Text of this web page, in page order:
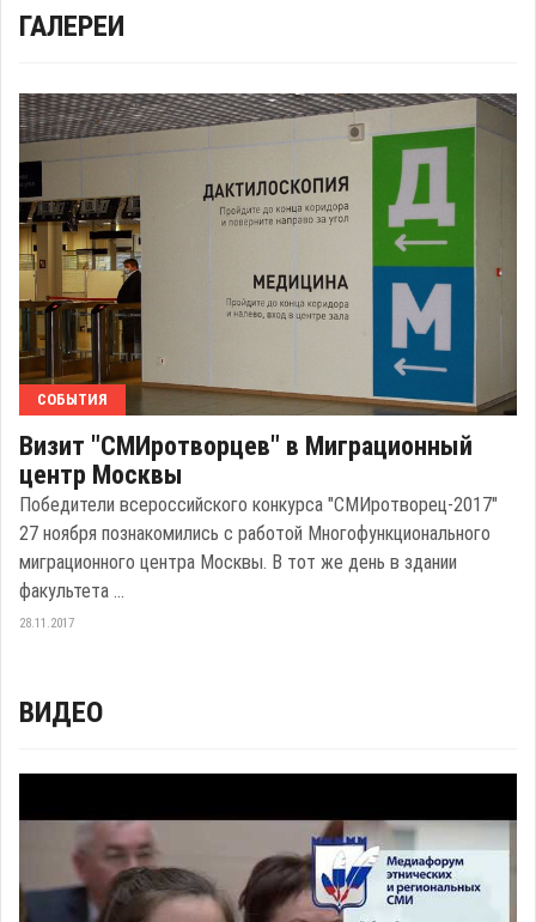
ГАЛЕРЕИ
СОБЫТИЯ
Визит "СМИротворцев" в Миграционный
центр Москвы
Победители всероссийского конкурса "СМИротворец-2017"
27 ноября познакомились с работой Многофункционального
миграционного центра Москвы. В тот же день в здании
факультета ...
28.11.2017
ВИДЕО